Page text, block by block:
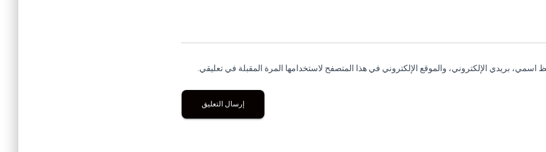
اسمي، بريدي الإلكتروني، والموقع الإلكتروني في هذا المتصفح لاستخدامها المرة المقبلة في تعليقي.